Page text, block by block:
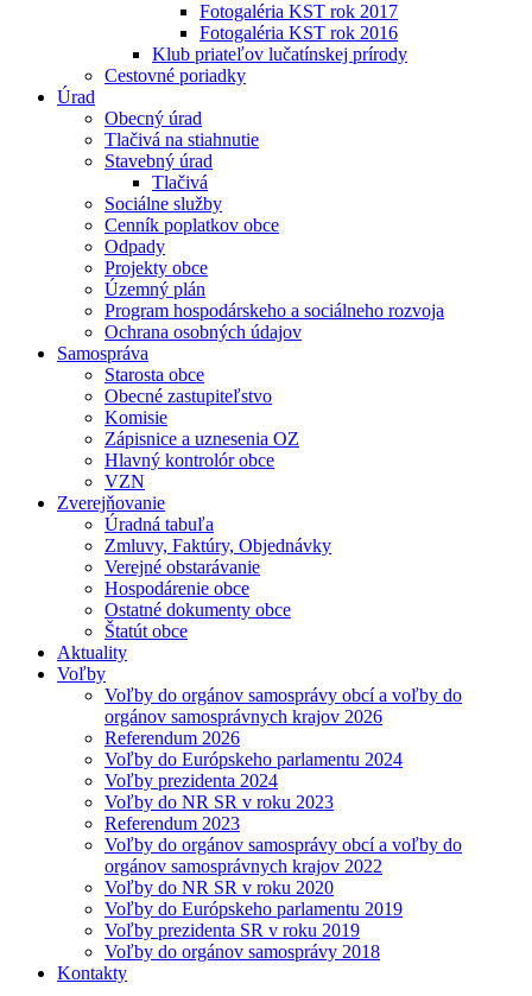
Fotogaléria KST rok 2017
Fotogaléria KST rok 2016
Klub priateľov lučatínskej prírody
Cestovné poriadky
Úrad
Obecný úrad
Tlačivá na stiahnutie
Stavebný úrad
Tlačivá
Sociálne služby
Cenník poplatkov obce
Odpady
Projekty obce
Územný plán
Program hospodárskeho a sociálneho rozvoja
Ochrana osobných údajov
Samospráva
Starosta obce
Obecné zastupiteľstvo
Komisie
Zápisnice a uznesenia OZ
Hlavný kontrolór obce
VZN
Zverejňovanie
Úradná tabuľa
Zmluvy, Faktúry, Objednávky
Verejné obstarávanie
Hospodárenie obce
Ostatné dokumenty obce
Štatút obce
Aktuality
Voľby
Voľby do orgánov samosprávy obcí a voľby do
orgánov samosprávnych krajov 2026
Referendum 2026
Voľby do Európskeho parlamentu 2024
Voľby prezidenta 2024
Voľby do NR SR v roku 2023
Referendum 2023
Voľby do orgánov samosprávy obcí a voľby do
orgánov samosprávnych krajov 2022
Voľby do NR SR v roku 2020
Voľby do Európskeho parlamentu 2019
Voľby prezidenta SR v roku 2019
Voľby do orgánov samosprávy 2018
Kontakty